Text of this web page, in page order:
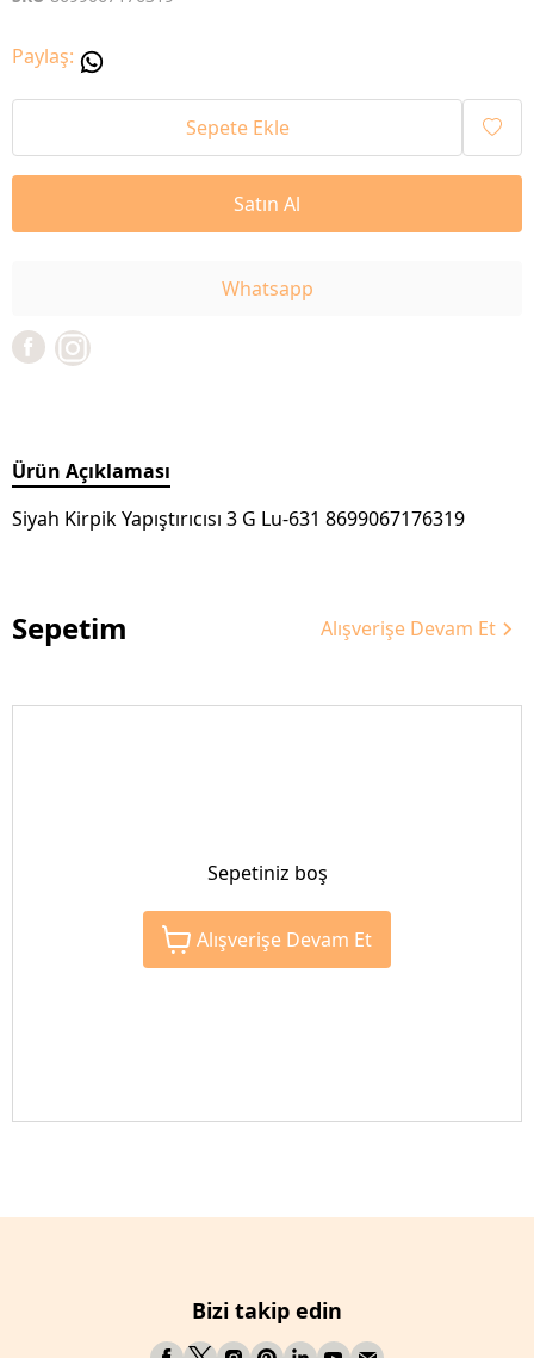
Paylaş:
Sepete Ekle
Satın Al
Whatsapp
Ürün Açıklaması
Siyah Kirpik Yapıştırıcısı 3 G Lu-631 8699067176319
Sepetim Alışverişe Devam Et
Sepetiniz boş
Alışverişe Devam Et
Bizi takip edin